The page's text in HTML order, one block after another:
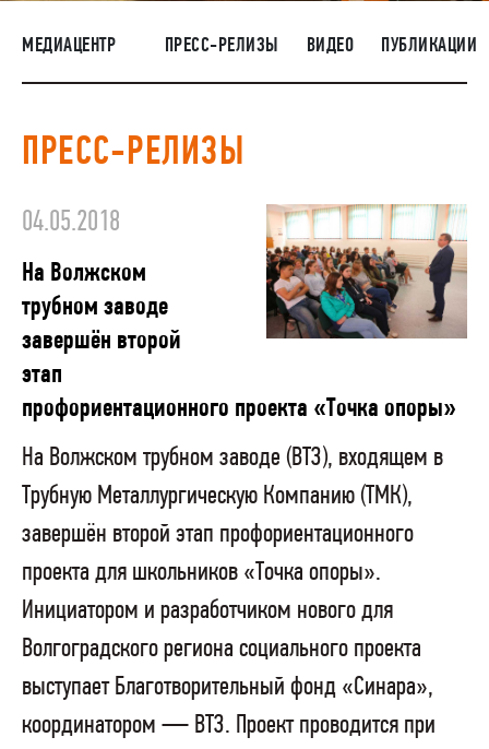
НАШИ ЛЮДИ
ОКРУЖАЮЩАЯ СРЕДА
ЗАКУПКИ
МЕДИАЦЕНТР ПРЕСС-РЕЛИЗЫ ВИДЕО ПУБЛИКАЦИИ
ПРЕСС-РЕЛИЗЫ
04.05.2018
На Волжском
трубном заводе
завершён второй
этап
профориентационного проекта «Точка опоры»
На Волжском трубном заводе (ВТЗ), входящем в
Трубную Металлургическую Компанию (ТМК),
завершён второй этап профориентационного
проекта для школьников «Точка опоры».
Инициатором и разработчиком нового для
Волгоградского региона социального проекта
выступает Благотворительный фонд «Синара»,
координатором — ВТЗ. Проект проводится при